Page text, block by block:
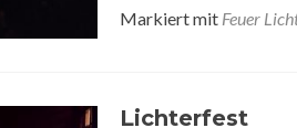
Markiert mit Feuer
Lichterfest